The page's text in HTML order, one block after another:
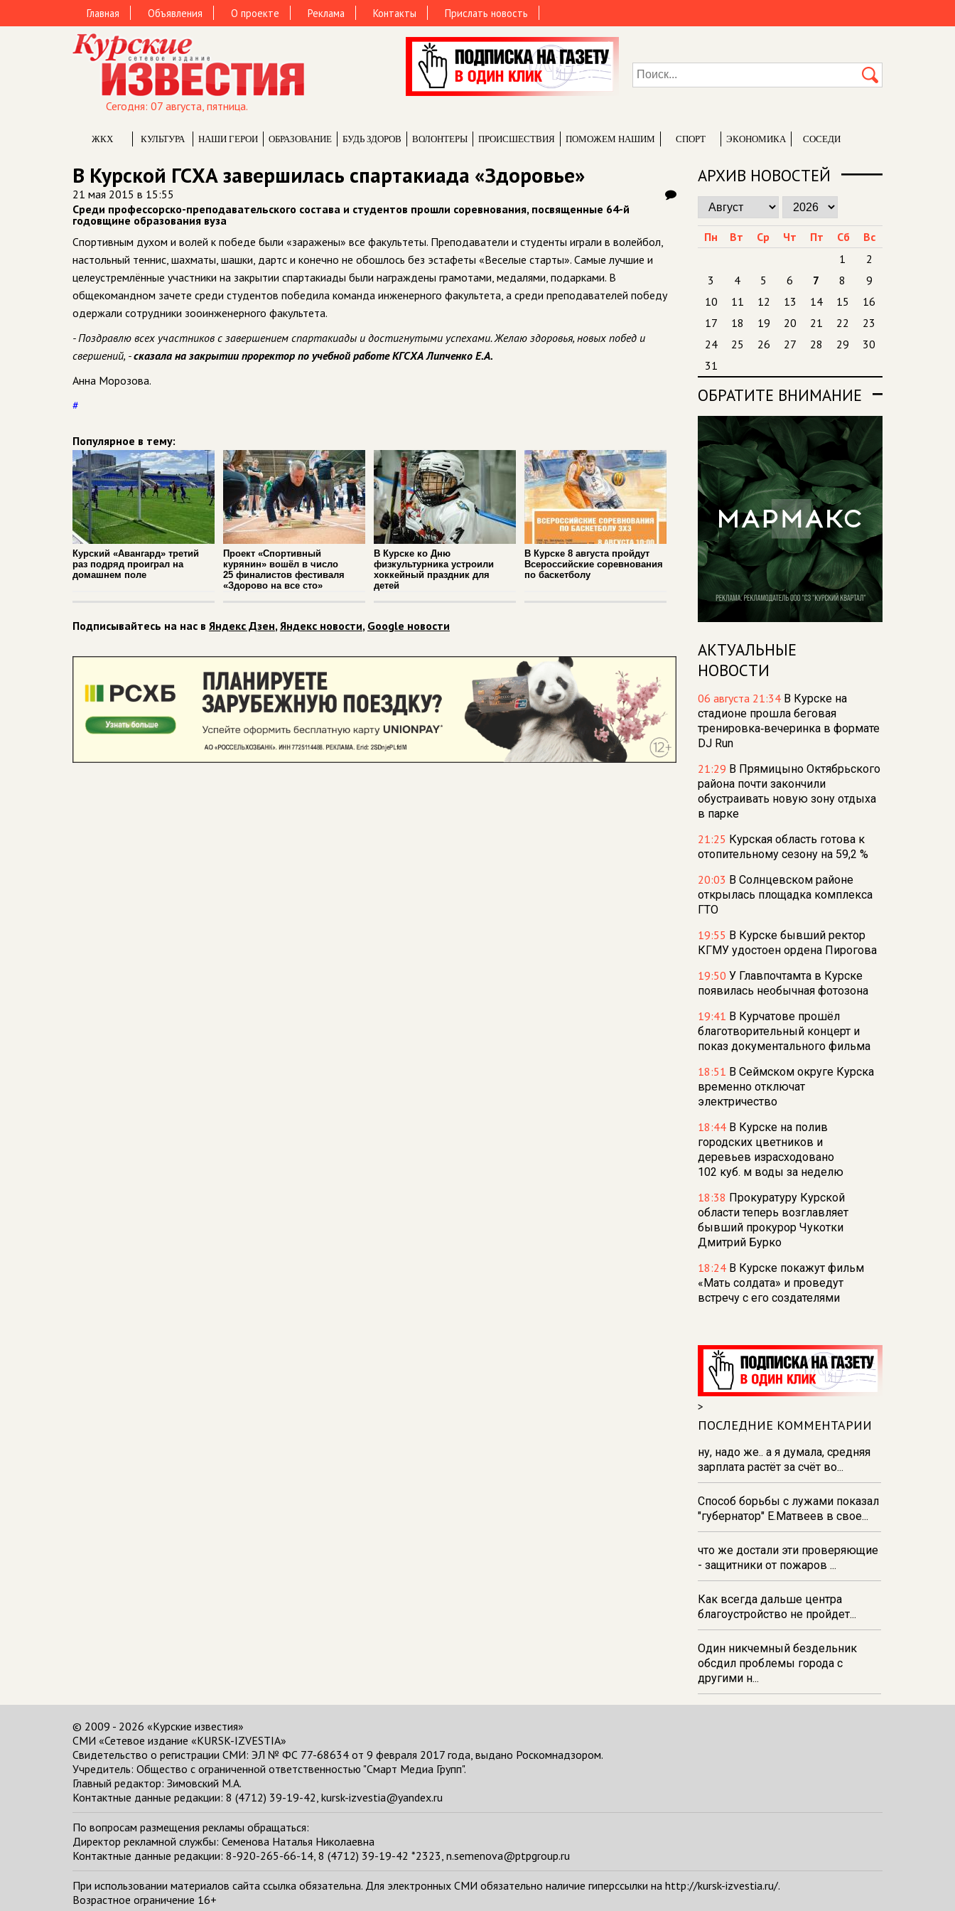
Главная Объявления О проекте Реклама Контакты Прислать новость
Сегодня: 07 августа, пятница.
ЖКХ КУЛЬТУРА НАШИ ГЕРОИ ОБРАЗОВАНИЕ БУДЬ ЗДОРОВ ВОЛОНТЕРЫ ПРОИCШЕСТВИЯ ПОМОЖЕМ НАШИМ СПОРТ ЭКОНОМИКА СОСЕДИ
В Курской ГСХА завершилась спартакиада «Здоровье»
21 мая 2015 в 15:55
Среди профессорско-преподавательского состава и студентов прошли соревнования, посвященные 64-й
годовщине образования вуза
Спортивным духом и волей к по­беде были «заражены» все факуль­теты. Преподаватели и студенты играли в волейбол,
настольный теннис, шахматы, шашки, дартс и конечно не обошлось без эстафеты «Веселые старты». Самые лучшие и
целе­устремлённые участники на за­крытии спартакиады были награж­дены грамотами, медалями, подар­ками. В
общекомандном зачете среди студентов победила команда инженерного факультета, а среди преподавателей победу
одержали сотрудники зооинженерного факультета.
- Поздравлю всех участников с завершением спартакиады и достигнутыми успехами. Желаю здоровья, новых побед и
свершений, -сказала на закрытии проректор по учебной работе КГСХА Липченко Е.А.
Анна Морозова.
#
Популярное в тему:
Курский «Авангард» третий
раз подряд проиграл на
домашнем поле
Проект «Спортивный
курянин» вошёл в число
25 финалистов фестиваля
«Здорово на все сто»
В Курске ко Дню
физкультурника устроили
хоккейный праздник для
детей
В Курске 8 августа пройдут
Всероссийские соревнования
по баскетболу
Подписывайтесь на нас в Яндекс Дзен,Яндекс новости, Google новости
АРХИВ НОВОСТЕЙ
Пн Вт Ср Чт Пт Сб
Вс
1
2
3
4 5 6 7 8
9
10
11 12 13 14 15
16
17
18 19 20 21 22
23
24
25 26 27 28 29
30
31
ОБРАТИТЕ ВНИМАНИЕ
АКТУАЛЬНЫЕ
НОВОСТИ
06 августа 21:34 В Курске на
стадионе прошла беговая
тренировка‑вечеринка в формате
DJ Run
21:29 В Прямицыно Октябрьского
района почти закончили
обустраивать новую зону отдыха
в парке
21:25 Курская область готова к
отопительному сезону на 59,2 %
20:03 В Солнцевском районе
открылась площадка комплекса
ГТО
19:55 В Курске бывший ректор
КГМУ удостоен ордена Пирогова
19:50 У Главпочтамта в Курске
появилась необычная фотозона
19:41 В Курчатове прошёл
благотворительный концерт и
показ документального фильма
18:51 В Сеймском округе Курска
временно отключат
электричество
18:44 В Курске на полив
городских цветников и
деревьев израсходовано
102 куб. м воды за неделю
18:38 Прокуратуру Курской
области теперь возглавляет
бывший прокурор Чукотки
Дмитрий Бурко
18:24 В Курске покажут фильм
«Мать солдата» и проведут
встречу с его создателями
из‑за проблем с водоснабжением
17:23
В Курске установили две
камеры ПДД на превышение
скорости
16:55В Курске жителя
Тюменской области осудили за
незаконную перевозку
взрывчатки
16:47В Курске капремонт дорог
выполнен на 54%
>
ПОСЛЕДНИЕ КОММЕНТАРИИ
ну, надо же.. а я думала, средняя
зарплата растёт за счёт во...
Способ борьбы с лужами показал
"губернатор" Е.Матвеев в свое...
что же достали эти проверяющие
- защитники от пожаров ...
Как всегда дальше центра
благоустройство не пройдет...
Один никчемный бездельник
обсдил проблемы города с
другими н...
© 2009 - 2026 «Курские известия»
СМИ «Сетевое издание «KURSK-IZVESTIA»
Свидетельство о регистрации СМИ: ЭЛ № ФС 77-68634 от 9 февраля 2017 года, выдано Роскомнадзором.
Учредитель: Общество с ограниченной ответственностью "Смарт Медиа Групп".
Главный редактор: Зимовский М.А.
Контактные данные редакции: 8 (4712) 39-19-42, kursk-izvestia@yandex.ru
По вопросам размещения рекламы обращаться:
Директор рекламной службы: Семенова Наталья Николаевна
Контактные данные редакции: 8-920-265-66-14, 8 (4712) 39-19-42 *2323, n.semenova@ptpgroup.ru
При использовании материалов сайта ссылка обязательна. Для электронных СМИ обязательно наличие гиперссылки на http://kursk-izvestia.ru/.
Возрастное ограничение 16+